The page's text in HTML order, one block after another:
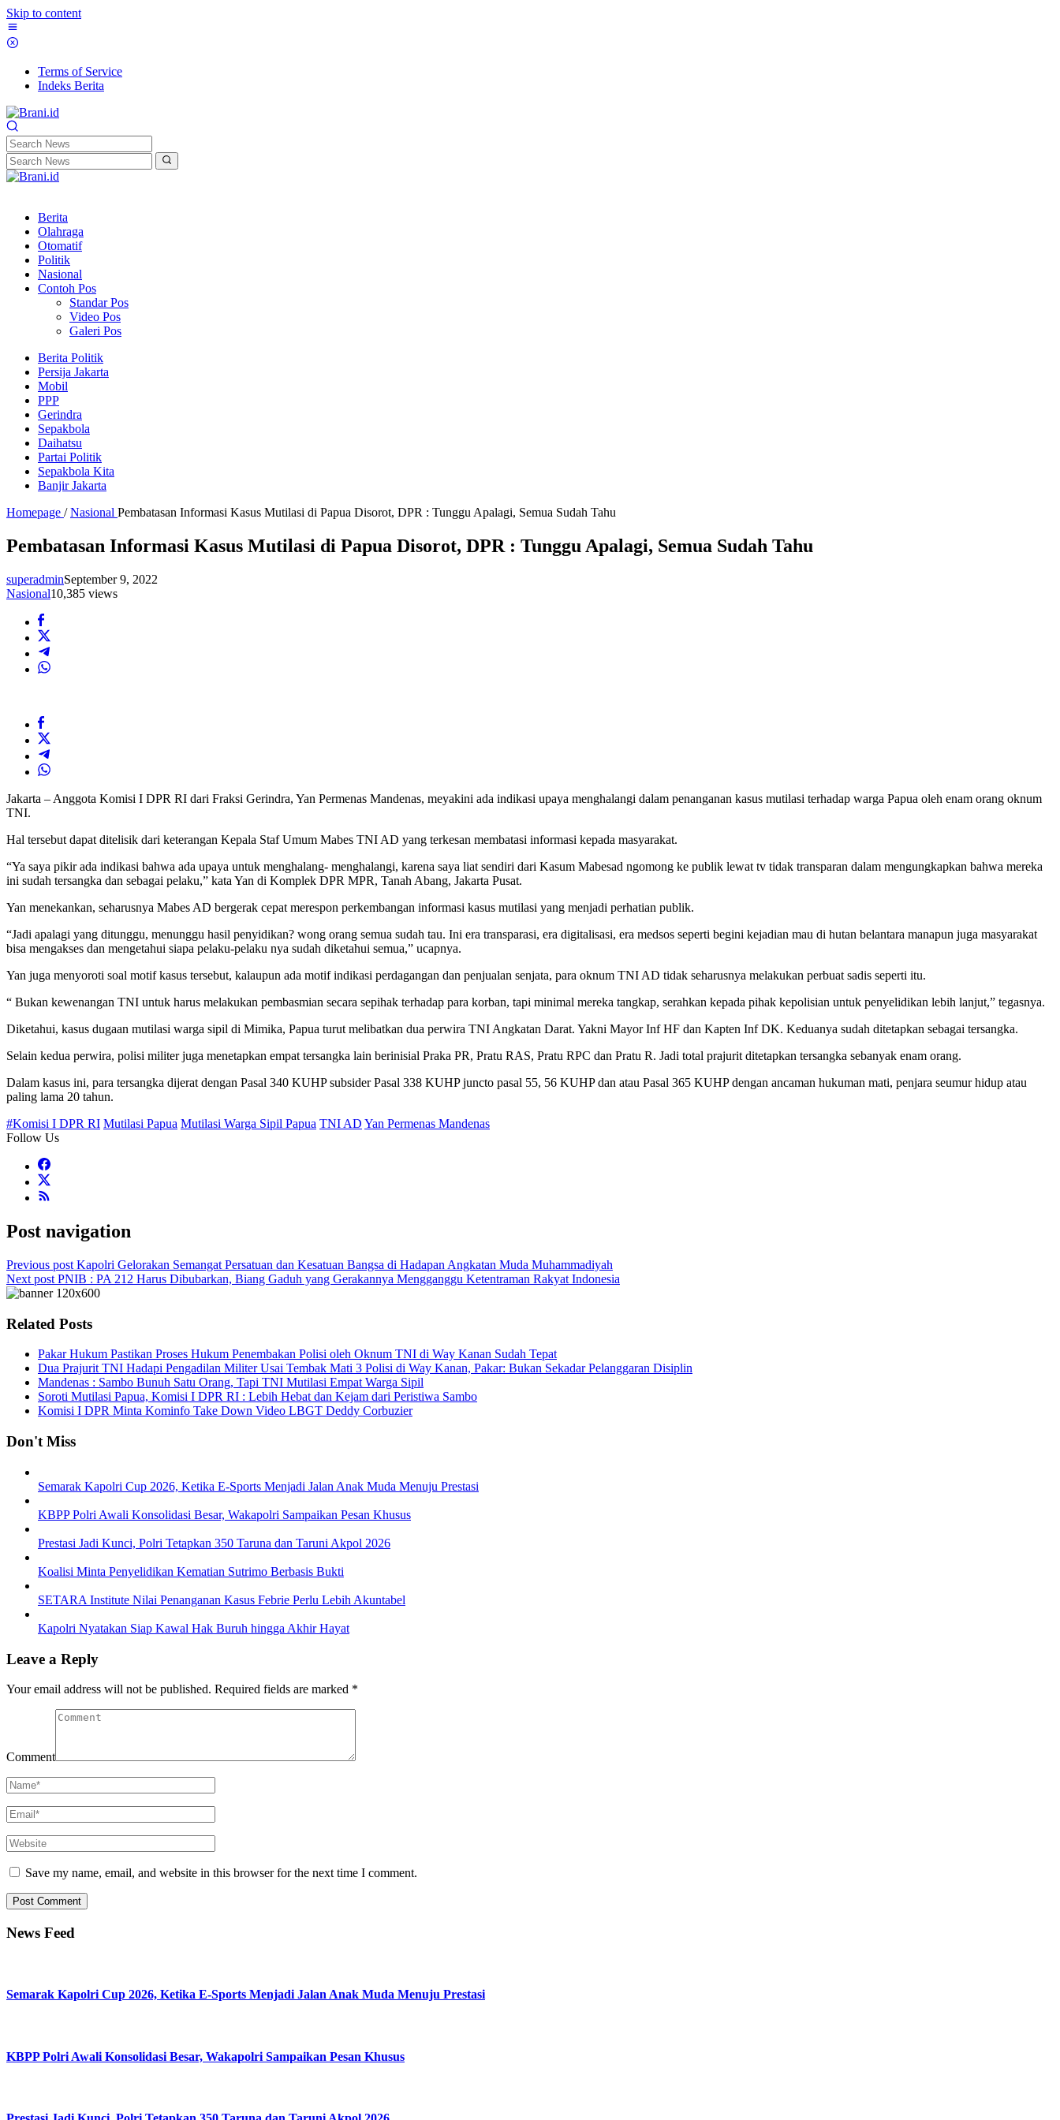
Skip to content
Terms of Service
Indeks Berita
Berita
Olahraga
Otomatif
Politik
Nasional
Contoh Pos
Standar Pos
Video Pos
Galeri Pos
Berita Politik
Persija Jakarta
Mobil
PPP
Gerindra
Sepakbola
Daihatsu
Partai Politik
Sepakbola Kita
Banjir Jakarta
Homepage / Nasional Pembatasan Informasi Kasus Mutilasi di Papua Disorot, DPR : Tunggu Apalagi, Semua Sudah Tahu
Pembatasan Informasi Kasus Mutilasi di Papua Disorot, DPR : Tunggu Apalagi, Semua Sudah Tahu
superadminSeptember 9, 2022
Nasional10,385 views
Jakarta – Anggota Komisi I DPR RI dari Fraksi Gerindra, Yan Permenas Mandenas, meyakini ada indikasi upaya menghalangi dalam penanganan kasus mutilasi terhadap warga Papua oleh enam orang oknum
TNI.
Hal tersebut dapat ditelisik dari keterangan Kepala Staf Umum Mabes TNI AD yang terkesan membatasi informasi kepada masyarakat.
“Ya saya pikir ada indikasi bahwa ada upaya untuk menghalang- menghalangi, karena saya liat sendiri dari Kasum Mabesad ngomong ke publik lewat tv tidak transparan dalam mengungkapkan bahwa mereka
ini sudah tersangka dan sebagai pelaku,” kata Yan di Komplek DPR MPR, Tanah Abang, Jakarta Pusat.
Yan menekankan, seharusnya Mabes AD bergerak cepat merespon perkembangan informasi kasus mutilasi yang menjadi perhatian publik.
“Jadi apalagi yang ditunggu, menunggu hasil penyidikan? wong orang semua sudah tau. Ini era transparasi, era digitalisasi, era medsos seperti begini kejadian mau di hutan belantara manapun juga masyarakat
bisa mengakses dan mengetahui siapa pelaku-pelaku nya sudah diketahui semua,” ucapnya.
Yan juga menyoroti soal motif kasus tersebut, kalaupun ada motif indikasi perdagangan dan penjualan senjata, para oknum TNI AD tidak seharusnya melakukan perbuat sadis seperti itu.
“ Bukan kewenangan TNI untuk harus melakukan pembasmian secara sepihak terhadap para korban, tapi minimal mereka tangkap, serahkan kepada pihak kepolisian untuk penyelidikan lebih lanjut,” tegasnya.
Diketahui, kasus dugaan mutilasi warga sipil di Mimika, Papua turut melibatkan dua perwira TNI Angkatan Darat. Yakni Mayor Inf HF dan Kapten Inf DK. Keduanya sudah ditetapkan sebagai tersangka.
Selain kedua perwira, polisi militer juga menetapkan empat tersangka lain berinisial Praka PR, Pratu RAS, Pratu RPC dan Pratu R. Jadi total prajurit ditetapkan tersangka sebanyak enam orang.
Dalam kasus ini, para tersangka dijerat dengan Pasal 340 KUHP subsider Pasal 338 KUHP juncto pasal 55, 56 KUHP dan atau Pasal 365 KUHP dengan ancaman hukuman mati, penjara seumur hidup atau
paling lama 20 tahun.
#Komisi I DPR RI Mutilasi Papua Mutilasi Warga Sipil Papua TNI AD Yan Permenas Mandenas
Follow Us
Post navigation
Previous post Kapolri Gelorakan Semangat Persatuan dan Kesatuan Bangsa di Hadapan Angkatan Muda Muhammadiyah
Next post PNIB : PA 212 Harus Dibubarkan, Biang Gaduh yang Gerakannya Mengganggu Ketentraman Rakyat Indonesia
Related Posts
Pakar Hukum Pastikan Proses Hukum Penembakan Polisi oleh Oknum TNI di Way Kanan Sudah Tepat
Dua Prajurit TNI Hadapi Pengadilan Militer Usai Tembak Mati 3 Polisi di Way Kanan, Pakar: Bukan Sekadar Pelanggaran Disiplin
Mandenas : Sambo Bunuh Satu Orang, Tapi TNI Mutilasi Empat Warga Sipil
Soroti Mutilasi Papua, Komisi I DPR RI : Lebih Hebat dan Kejam dari Peristiwa Sambo
Komisi I DPR Minta Kominfo Take Down Video LBGT Deddy Corbuzier
Don't Miss
Semarak Kapolri Cup 2026, Ketika E-Sports Menjadi Jalan Anak Muda Menuju Prestasi
KBPP Polri Awali Konsolidasi Besar, Wakapolri Sampaikan Pesan Khusus
Prestasi Jadi Kunci, Polri Tetapkan 350 Taruna dan Taruni Akpol 2026
Koalisi Minta Penyelidikan Kematian Sutrimo Berbasis Bukti
SETARA Institute Nilai Penanganan Kasus Febrie Perlu Lebih Akuntabel
Kapolri Nyatakan Siap Kawal Hak Buruh hingga Akhir Hayat
Leave a Reply
Your email address will not be published. Required fields are marked *
Comment
Save my name, email, and website in this browser for the next time I comment.
News Feed
Semarak Kapolri Cup 2026, Ketika E-Sports Menjadi Jalan Anak Muda Menuju Prestasi
KBPP Polri Awali Konsolidasi Besar, Wakapolri Sampaikan Pesan Khusus